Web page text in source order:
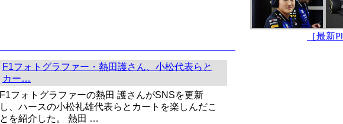
F1フォトグラファー・熱田護さん、小松代表らと
カー…
F1フォトグラファーの熱田 護さんがSNSを更新
し、ハースの小松礼雄代表らとカートを楽しんだこ
とを紹介した。 熱田 …
［最新